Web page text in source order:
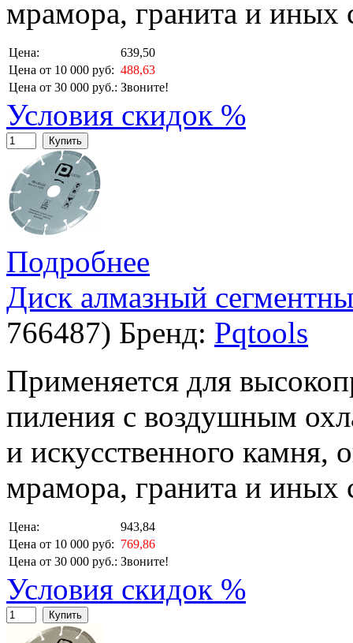
мрамора, гранита и иных
Цена:
639,50
Цена от 10 000 руб: 488,63
Цена от 30 000 руб.: Звоните!
Условия скидок %
Купить
Подробнее
Диск алмазный
766487) Бренд: Pqtools
Применяется для
пиления с воздушным
и искусственного камня,
мрамора, гранита и иных
Цена:
943,84
Цена от 10 000 руб: 769,86
Цена от 30 000 руб.: Звоните!
Условия скидок %
Купить